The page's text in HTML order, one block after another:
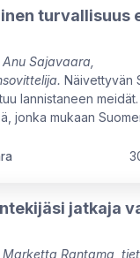
turvallisuus
Sajavaara,
Näivettyvän
lannistaneen
jonka mukaan
vielä heikkoja.
isommin.
jatkaja
Rantama,